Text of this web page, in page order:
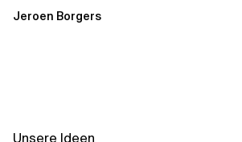
Jeroen Borgers
Unsere Ideen